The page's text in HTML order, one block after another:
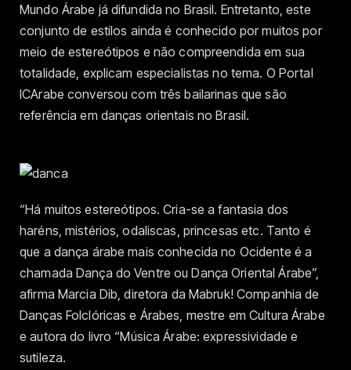
Mundo Árabe já difundida no Brasil. Entretanto, este
conjunto de estilos ainda é conhecido por muitos por
meio de estereótipos e não compreendida em sua
totalidade, explicam especialistas no tema. O Portal
ICArabe conversou com três bailarinas que são
referência em danças orientais no Brasil.
“Há muitos estereótipos. Cria-se a fantasia dos
haréns, mistérios, odaliscas, princesas etc. Tanto é
que a dança árabe mais conhecida no Ocidente é a
chamada Dança do Ventre ou Dança Oriental Árabe”,
afirma Marcia Dib, diretora da Mabruk! Companhia de
Danças Folclóricas e Árabes, mestre em Cultura Árabe
e autora do livro “Música Árabe: expressividade e
sutileza.